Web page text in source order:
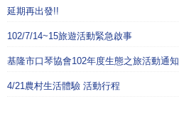
延期再出發!!
102/7/14~15旅遊活動緊急啟事
基隆市口琴協會102年度生態之旅活動通知
4/21農村生活體驗 活動行程